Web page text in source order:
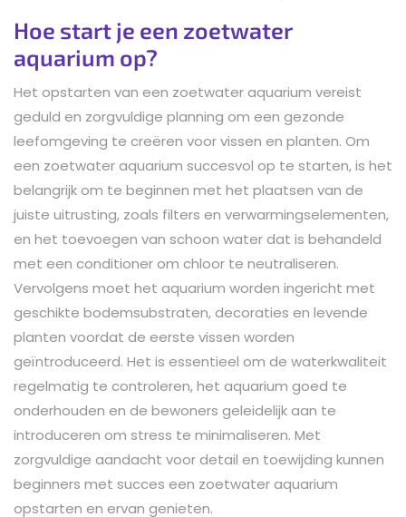
Hoe start je een zoetwater
aquarium op?
Het opstarten van een zoetwater aquarium vereist
geduld en zorgvuldige planning om een gezonde
leefomgeving te creëren voor vissen en planten. Om
een zoetwater aquarium succesvol op te starten, is het
belangrijk om te beginnen met het plaatsen van de
juiste uitrusting, zoals filters en verwarmingselementen,
en het toevoegen van schoon water dat is behandeld
met een conditioner om chloor te neutraliseren.
Vervolgens moet het aquarium worden ingericht met
geschikte bodemsubstraten, decoraties en levende
planten voordat de eerste vissen worden
geïntroduceerd. Het is essentieel om de waterkwaliteit
regelmatig te controleren, het aquarium goed te
onderhouden en de bewoners geleidelijk aan te
introduceren om stress te minimaliseren. Met
zorgvuldige aandacht voor detail en toewijding kunnen
beginners met succes een zoetwater aquarium
opstarten en ervan genieten.